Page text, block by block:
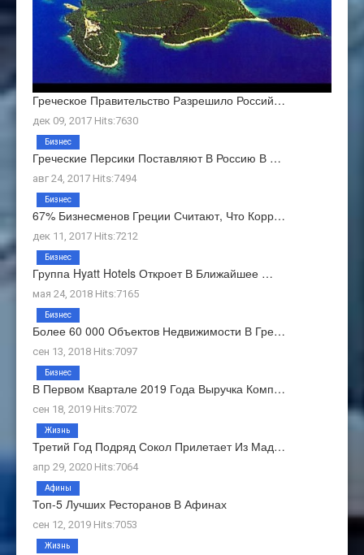
Греческое Правительство Разрешило Россий…
дек 09, 2017 Hits:7630
Греческие Персики Поставляют В Россию В …
авг 24, 2017 Hits:7494
Бизнес
67% Бизнесменов Греции Считают, Что Корр…
дек 11, 2017 Hits:7212
Бизнес
Группа Hyatt Hotels Откроет В Ближайшее …
мая 24, 2018 Hits:7165
Бизнес
Более 60 000 Объектов Недвижимости В Гре…
сен 13, 2018 Hits:7097
Бизнес
В Первом Квартале 2019 Года Выручка Комп…
сен 18, 2019 Hits:7072
Бизнес
Третий Год Подряд Сокол Прилетает Из Мад…
апр 29, 2020 Hits:7064
Жизнь
Топ-5 Лучших Ресторанов В Афинах
сен 12, 2019 Hits:7053
Афины
Жизнь